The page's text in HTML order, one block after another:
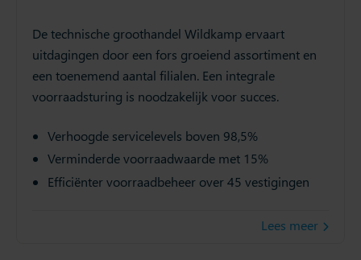
De technische groothandel Wildkamp ervaart
uitdagingen door een fors groeiend assortiment en
een toenemend aantal filialen. Een integrale
voorraadsturing is noodzakelijk voor succes.
Verhoogde servicelevels boven 98,5%
Verminderde voorraadwaarde met 15%
Efficiënter voorraadbeheer over 45 vestigingen
Lees meer